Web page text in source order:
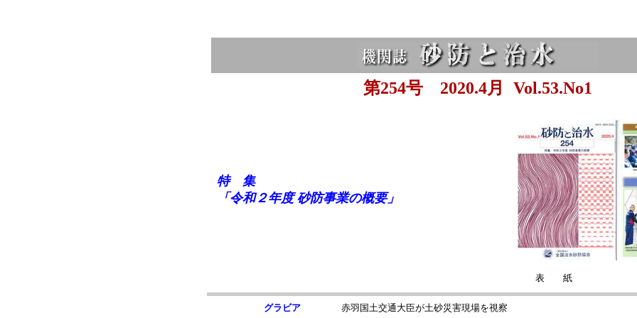
第254号 2020.4月 Vol.53.No1
特 集
「令和２年度 砂防事業の概要」
表 紙
グラビア 赤羽国土交通大臣が土砂災害現場を視察